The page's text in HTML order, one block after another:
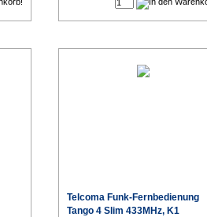
Telcoma Funk-Fernbedienung
Tango 4 Slim 433MHz, K1